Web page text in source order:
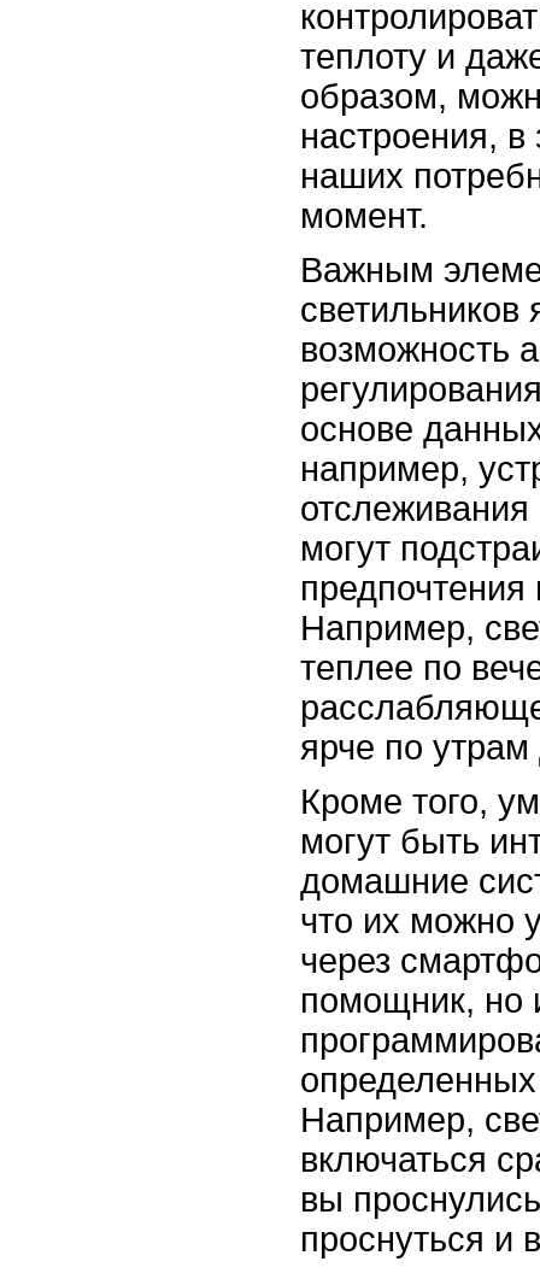
теплоту и
образом,
настроения, в
наших
момент.
Важным
светильников
возможность
основе
например,
отслеживания
могут
предпочтения
Например,
теплее по
ярче по
Кроме того,
могут быть
домашние
что их можно
через
помощник, но
Например,
включаться
вы
проснуться и